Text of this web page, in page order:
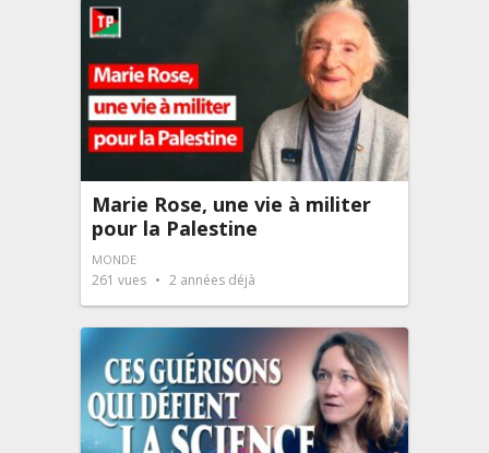
Marie Rose, une vie à militer
pour la Palestine
MONDE
261 vues 2 années déjà